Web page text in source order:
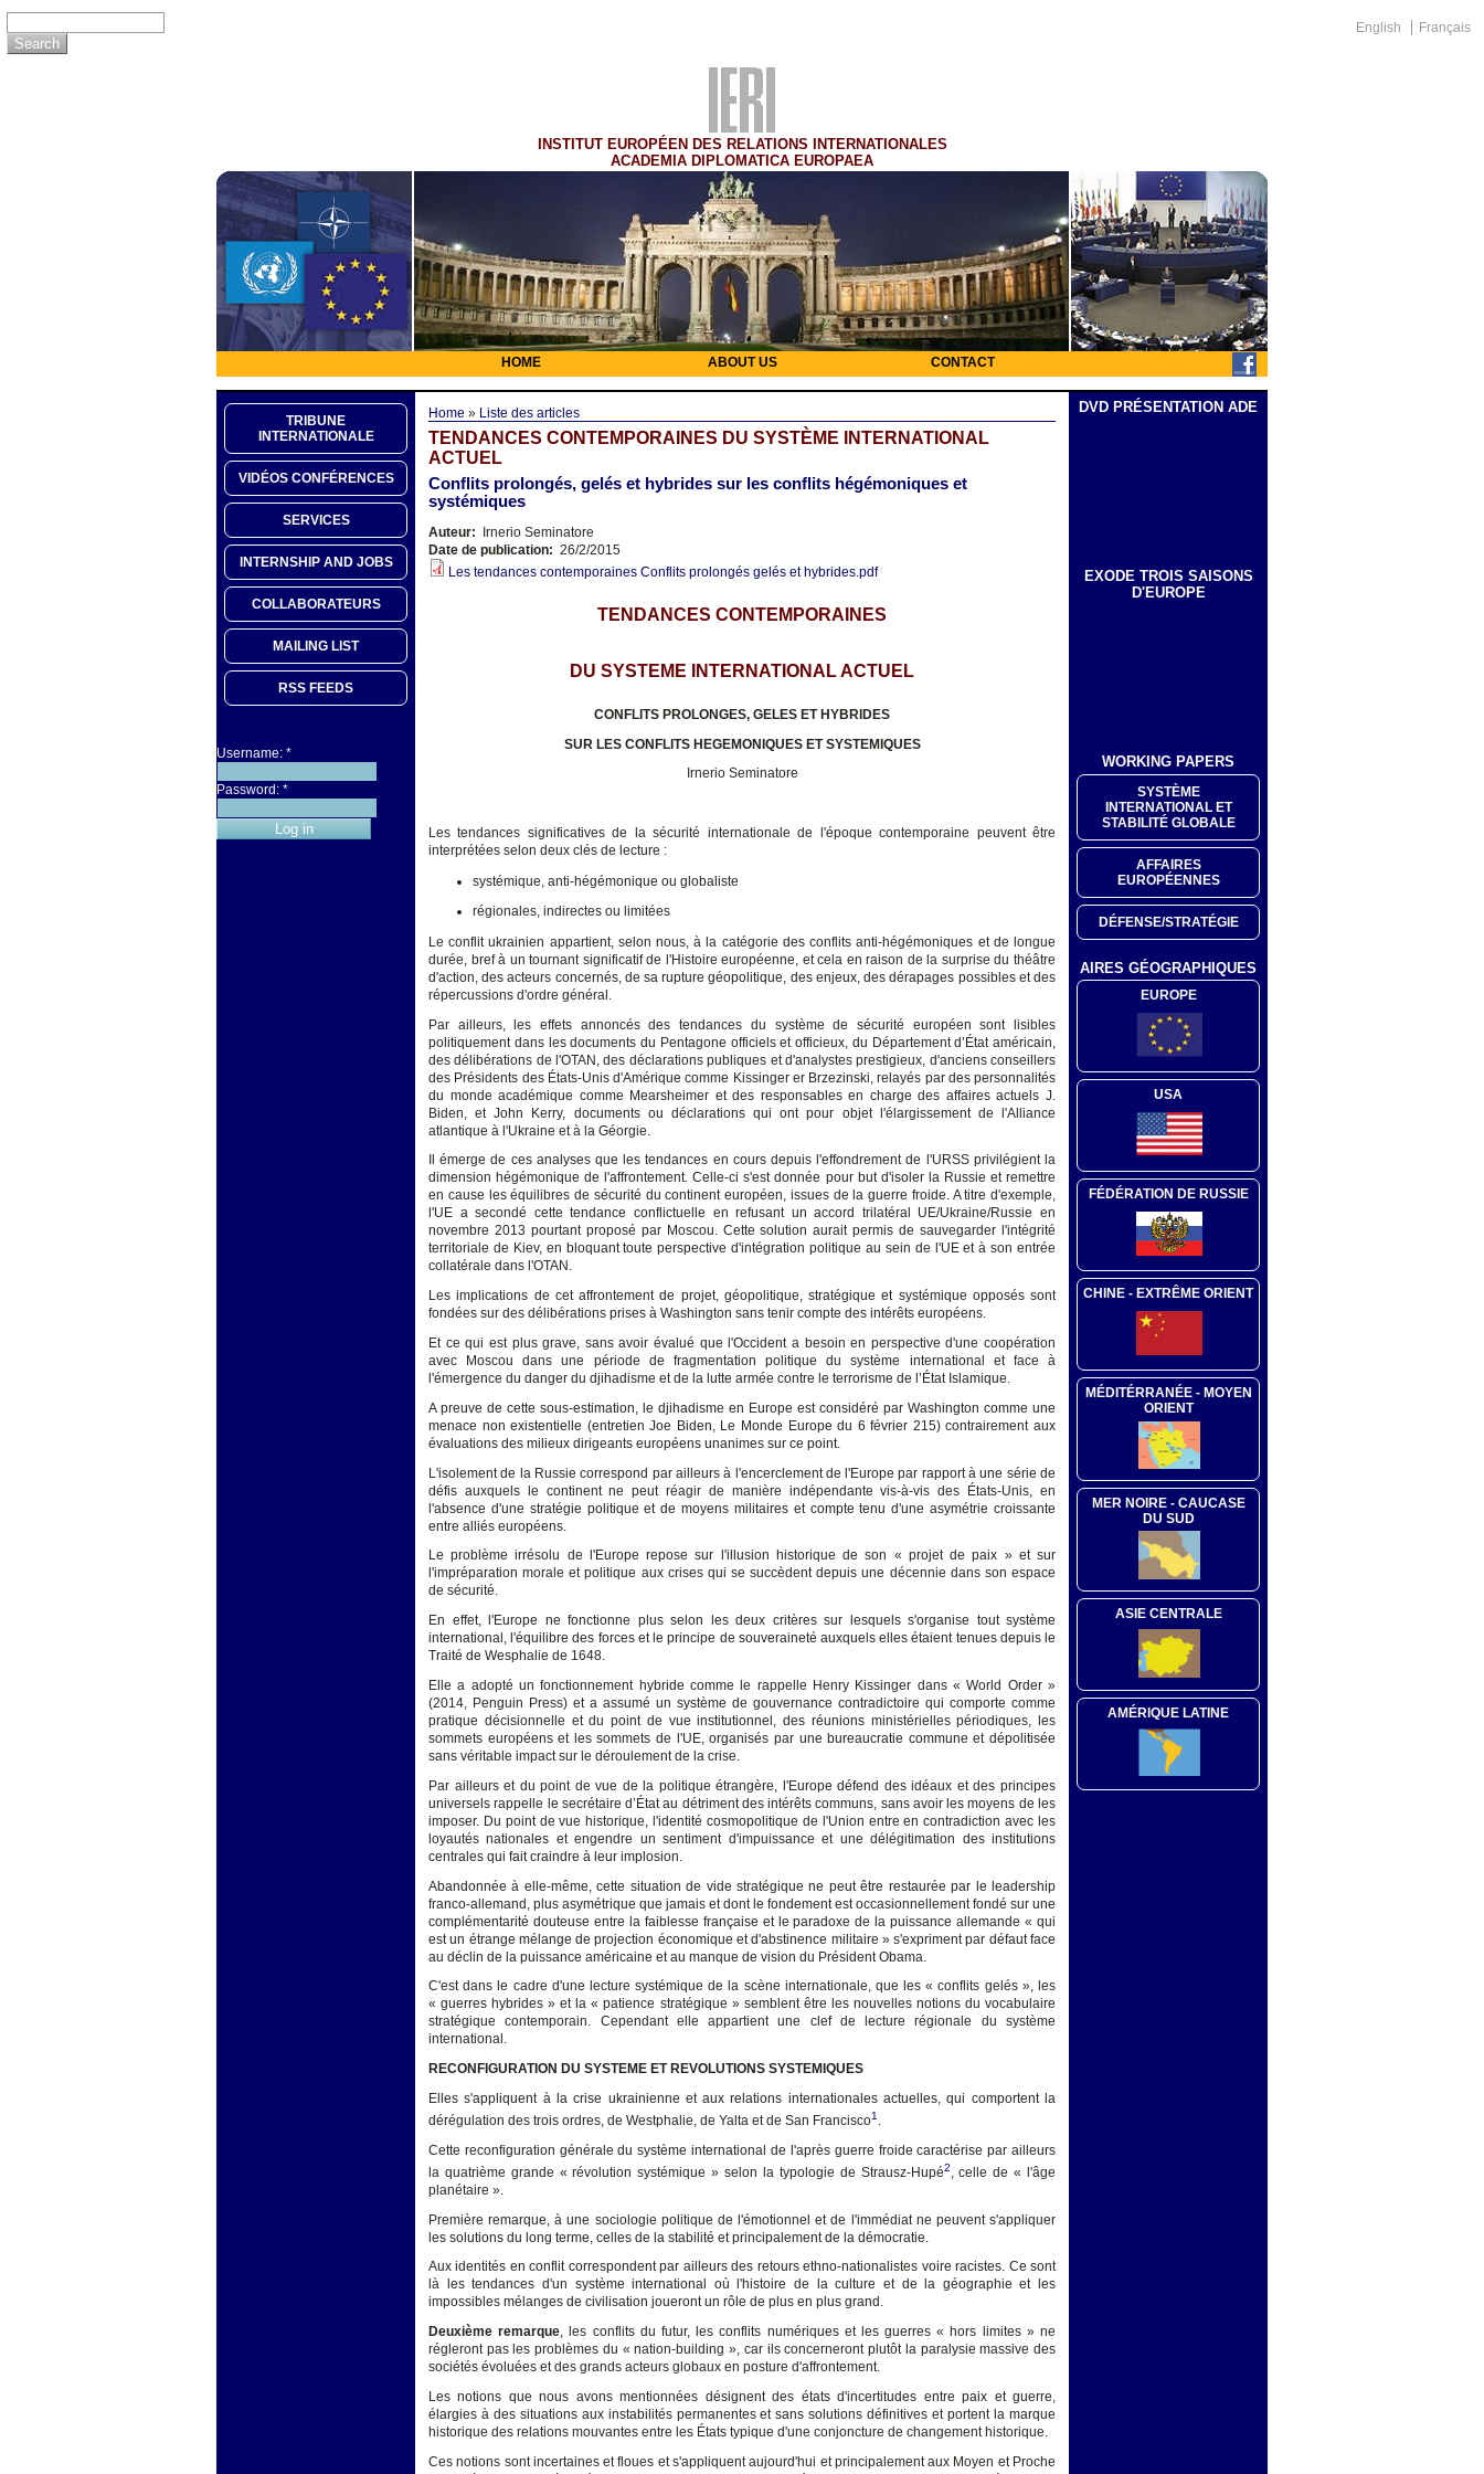
English Français
INSTITUT EUROPÉEN DES RELATIONS INTERNATIONALES
ACADEMIA DIPLOMATICA EUROPAEA
HOME ABOUT US CONTACT
TRIBUNE
INTERNATIONALE
VIDÉOS CONFÉRENCES
SERVICES
INTERNSHIP AND JOBS
COLLABORATEURS
MAILING LIST
RSS FEEDS
Username: *
Password: *
Home » Liste des articles
TENDANCES CONTEMPORAINES DU SYSTÈME INTERNATIONAL
ACTUEL
Conflits prolongés, gelés et hybrides sur les conflits hégémoniques et
systémiques
Auteur: Irnerio Seminatore
Date de publication: 26/2/2015
Les tendances contemporaines Conflits prolongés gelés et hybrides.pdf
TENDANCES CONTEMPORAINES
DU SYSTEME INTERNATIONAL ACTUEL
CONFLITS PROLONGES, GELES ET HYBRIDES
SUR LES CONFLITS HEGEMONIQUES ET SYSTEMIQUES
Irnerio Seminatore
Les tendances significatives de la sécurité internationale de l'époque contemporaine peuvent être
interprétées selon deux clés de lecture :
systémique, anti-hégémonique ou globaliste
régionales, indirectes ou limitées
Le conflit ukrainien appartient, selon nous, à la catégorie des conflits anti-hégémoniques et de longue
durée, bref à un tournant significatif de l'Histoire européenne, et cela en raison de la surprise du théâtre
d'action, des acteurs concernés, de sa rupture géopolitique, des enjeux, des dérapages possibles et des
répercussions d'ordre général.
Par ailleurs, les effets annoncés des tendances du système de sécurité européen sont lisibles
politiquement dans les documents du Pentagone officiels et officieux, du Département d’État américain,
des délibérations de l'OTAN, des déclarations publiques et d'analystes prestigieux, d'anciens conseillers
des Présidents des États-Unis d'Amérique comme Kissinger er Brzezinski, relayés par des personnalités
du monde académique comme Mearsheimer et des responsables en charge des affaires actuels J.
Biden, et John Kerry, documents ou déclarations qui ont pour objet l'élargissement de l'Alliance
atlantique à l'Ukraine et à la Géorgie.
Il émerge de ces analyses que les tendances en cours depuis l'effondrement de l'URSS privilégient la
dimension hégémonique de l'affrontement. Celle-ci s'est donnée pour but d'isoler la Russie et remettre
en cause les équilibres de sécurité du continent européen, issues de la guerre froide. A titre d'exemple,
l'UE a secondé cette tendance conflictuelle en refusant un accord trilatéral UE/Ukraine/Russie en
novembre 2013 pourtant proposé par Moscou. Cette solution aurait permis de sauvegarder l'intégrité
territoriale de Kiev, en bloquant toute perspective d'intégration politique au sein de l'UE et à son entrée
collatérale dans l'OTAN.
Les implications de cet affrontement de projet, géopolitique, stratégique et systémique opposés sont
fondées sur des délibérations prises à Washington sans tenir compte des intérêts européens.
Et ce qui est plus grave, sans avoir évalué que l'Occident a besoin en perspective d'une coopération
avec Moscou dans une période de fragmentation politique du système international et face à
l'émergence du danger du djihadisme et de la lutte armée contre le terrorisme de l’État Islamique.
A preuve de cette sous-estimation, le djihadisme en Europe est considéré par Washington comme une
menace non existentielle (entretien Joe Biden, Le Monde Europe du 6 février 215) contrairement aux
évaluations des milieux dirigeants européens unanimes sur ce point.
L'isolement de la Russie correspond par ailleurs à l'encerclement de l'Europe par rapport à une série de
défis auxquels le continent ne peut réagir de manière indépendante vis-à-vis des États-Unis, en
l'absence d'une stratégie politique et de moyens militaires et compte tenu d'une asymétrie croissante
entre alliés européens.
Le problème irrésolu de l'Europe repose sur l'illusion historique de son « projet de paix » et sur
l'impréparation morale et politique aux crises qui se succèdent depuis une décennie dans son espace
de sécurité.
En effet, l'Europe ne fonctionne plus selon les deux critères sur lesquels s'organise tout système
international, l'équilibre des forces et le principe de souveraineté auxquels elles étaient tenues depuis le
Traité de Wesphalie de 1648.
Elle a adopté un fonctionnement hybride comme le rappelle Henry Kissinger dans « World Order »
(2014, Penguin Press) et a assumé un système de gouvernance contradictoire qui comporte comme
pratique décisionnelle et du point de vue institutionnel, des réunions ministérielles périodiques, les
sommets européens et les sommets de l'UE, organisés par une bureaucratie commune et dépolitisée
sans véritable impact sur le déroulement de la crise.
Par ailleurs et du point de vue de la politique étrangère, l'Europe défend des idéaux et des principes
universels rappelle le secrétaire d’État au détriment des intérêts communs, sans avoir les moyens de les
imposer. Du point de vue historique, l'identité cosmopolitique de l'Union entre en contradiction avec les
loyautés nationales et engendre un sentiment d'impuissance et une délégitimation des institutions
centrales qui fait craindre à leur implosion.
Abandonnée à elle-même, cette situation de vide stratégique ne peut être restaurée par le leadership
franco-allemand, plus asymétrique que jamais et dont le fondement est occasionnellement fondé sur une
complémentarité douteuse entre la faiblesse française et le paradoxe de la puissance allemande « qui
est un étrange mélange de projection économique et d'abstinence militaire » s'expriment par défaut face
au déclin de la puissance américaine et au manque de vision du Président Obama.
C'est dans le cadre d'une lecture systémique de la scène internationale, que les « conflits gelés », les
« guerres hybrides » et la « patience stratégique » semblent être les nouvelles notions du vocabulaire
stratégique contemporain. Cependant elle appartient une clef de lecture régionale du système
international.
RECONFIGURATION DU SYSTEME ET REVOLUTIONS SYSTEMIQUES
Elles s'appliquent à la crise ukrainienne et aux relations internationales actuelles, qui comportent la
dérégulation des trois ordres, de Westphalie, de Yalta et de San Francisco1 .
Cette reconfiguration générale du système international de l'après guerre froide caractérise par ailleurs
la quatrième grande « révolution systémique » selon la typologie de Strausz-Hupé2
, celle de « l'âge
planétaire ».
Première remarque, à une sociologie politique de l'émotionnel et de l'immédiat ne peuvent s'appliquer
les solutions du long terme, celles de la stabilité et principalement de la démocratie.
Aux identités en conflit correspondent par ailleurs des retours ethno-nationalistes voire racistes. Ce sont
là les tendances d'un système international où l'histoire de la culture et de la géographie et les
impossibles mélanges de civilisation joueront un rôle de plus en plus grand.
Deuxième remarque, les conflits du futur, les conflits numériques et les guerres « hors limites » ne
régleront pas les problèmes du « nation-building », car ils concerneront plutôt la paralysie massive des
sociétés évoluées et des grands acteurs globaux en posture d'affrontement.
Les notions que nous avons mentionnées désignent des états d'incertitudes entre paix et guerre,
élargies à des situations aux instabilités permanentes et sans solutions définitives et portent la marque
historique des relations mouvantes entre les États typique d'une conjoncture de changement historique.
Ces notions sont incertaines et floues et s'appliquent aujourd'hui et principalement aux Moyen et Proche
DVD PRÉSENTATION ADE
EXODE TROIS SAISONS
D'EUROPE
WORKING PAPERS
SYSTÈME
INTERNATIONAL ET
STABILITÉ GLOBALE
AFFAIRES
EUROPÉENNES
DÉFENSE/STRATÉGIE
AIRES GÉOGRAPHIQUES
EUROPE
USA
FÉDÉRATION DE RUSSIE
CHINE - EXTRÊME ORIENT
MÉDITÉRRANÉE - MOYEN
ORIENT
MER NOIRE - CAUCASE
DU SUD
ASIE CENTRALE
AMÉRIQUE LATINE